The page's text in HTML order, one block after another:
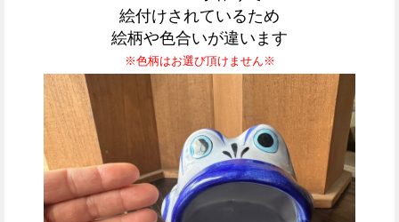
絵付けされているため
絵柄や色合いが違います
※色柄はお選び頂けません※